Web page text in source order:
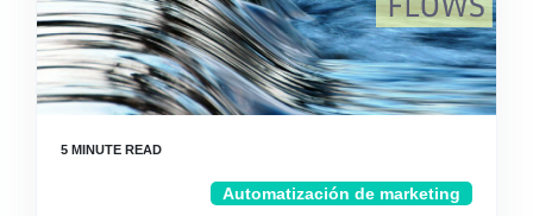
Automatización de marketing